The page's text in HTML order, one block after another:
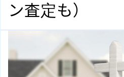
ン査定も）